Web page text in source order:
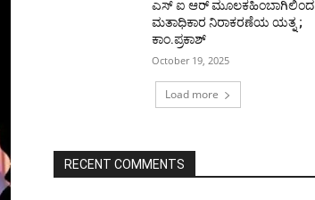
ಎಸ್ ಐ ಆರ್ ಮೂಲಕಹಿಂಬಾಗಿಲಿಂದ
ಮತಾಧಿಕಾರ ನಿರಾಕರಣೆಯ ಯತ್ನ ;
ಕಾಂ.ಪ್ರಕಾಶ್
October 19, 2025
Load more
RECENT COMMENTS